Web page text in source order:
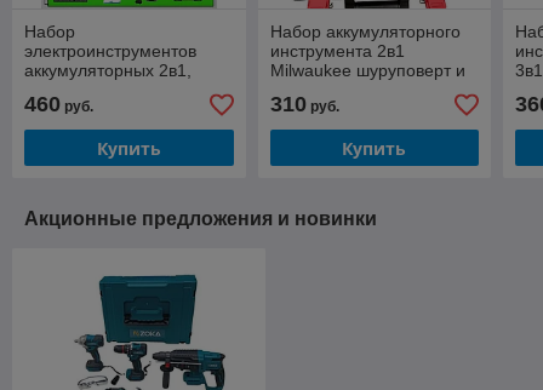
Набор
электроинструментов
аккумуляторных 2в1,
TENYN EX680-125
460 руб.
Купить
Набор аккумуляторного
инструмента 2в1
Milwaukee шуруповерт и
310руб.
Купить
Акционные предложения и новинки